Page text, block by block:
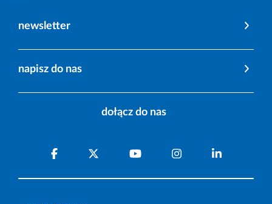
newsletter
napisz do nas
dołącz do nas